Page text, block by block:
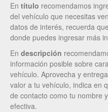
En título recomendamos
del vehículo que necesitas
datos de interés, recuerda
donde puedes ingresar más
En descripción
información posible sobre
vehículo. Aprovecha y
valor a tu vehículo, indica en
de contacto como tu nombre
efectiva.